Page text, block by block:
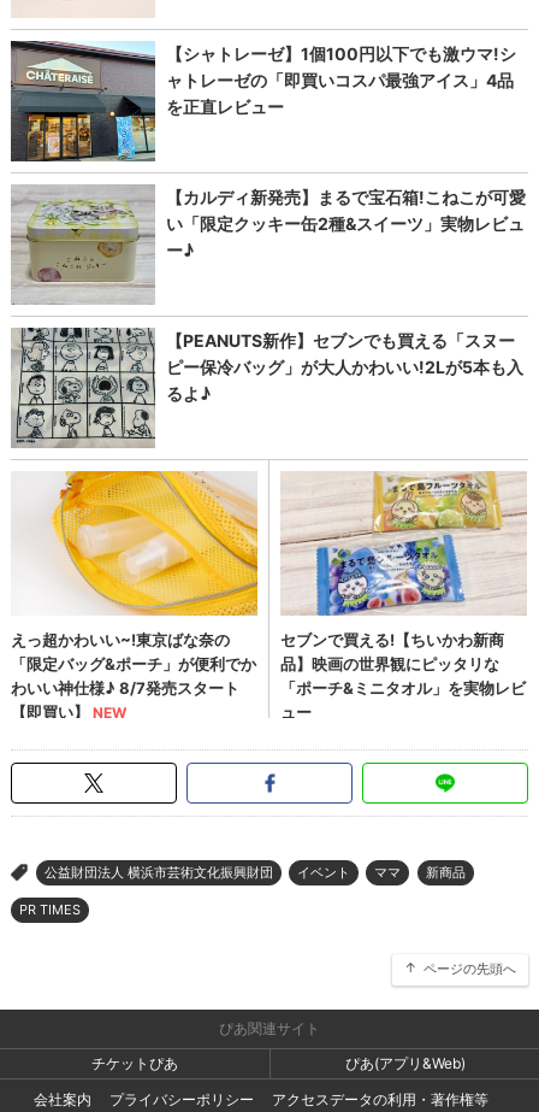
> 公益財団法人 横浜市芸術文化振興財団 イベント ママ 新商品
PR TIMES
ページの先頭へ
ぴあ関連サイト
チケットぴあ
ぴあ(アプリ&Web)
会社案内
プライバシーポリシー アクセスデータの利用・著作権等